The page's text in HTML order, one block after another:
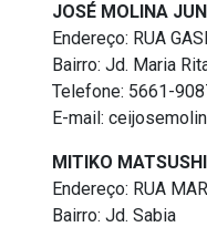
JOSÉ MOLINA
Endereço: RUA
Bairro: Jd. Maria
Telefone: 5661-
E-mail:
MITIKO
Endereço: RUA
Bairro: Jd. Sabia